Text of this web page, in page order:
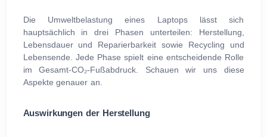
Die Umweltbelastung eines Laptops lässt sich
hauptsächlich in drei Phasen unterteilen: Herstellung,
Lebensdauer und Reparierbarkeit sowie Recycling und
Lebensende. Jede Phase spielt eine entscheidende Rolle
im Gesamt-CO₂-Fußabdruck. Schauen wir uns diese
Aspekte genauer an.
Auswirkungen der Herstellung